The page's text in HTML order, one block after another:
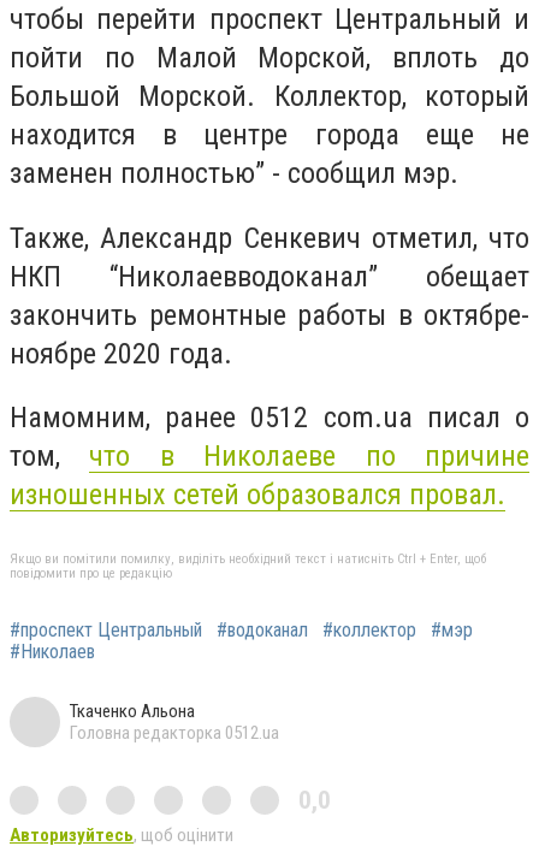
чтобы перейти проспект Центральный и
пойти по Малой Морской, вплоть до
Большой Морской. Коллектор, который
находится в центре города еще не
заменен полностью” - сообщил мэр.
Также, Александр Сенкевич отметил, что
НКП “Николаевводоканал” обещает
закончить ремонтные работы в октябре-
ноябре 2020 года.
Намомним, ранее 0512 com.ua писал о
том, что в Николаеве по причине
изношенных сетей образовался провал.
Якщо ви помітили помилку, виділіть необхідний текст і натисніть Ctrl + Enter, щоб
повідомити про це редакцію
#проспект Центральный #водоканал #коллектор
#мэр
#Николаев
Ткаченко Альона
Головна редакторка 0512.ua
0,0
Авторизуйтесь, щоб оцінити